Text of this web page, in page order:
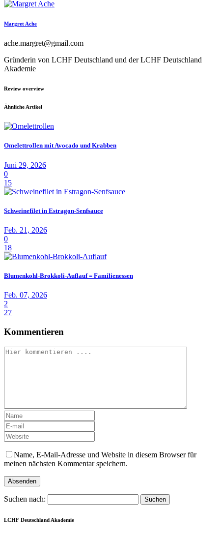
Margret Ache
ache.margret@gmail.com
Gründerin von LCHF Deutschland und der LCHF Deutschland
Akademie
Review overview
Ähnliche Artikel
Omelettrollen mit Avocado und Krabben
Juni 29, 2026
0
15
Schweinefilet in Estragon-Senfsauce
Feb. 21, 2026
0
18
Blumenkohl-Brokkoli-Auflauf = Familienessen
Feb. 07, 2026
2
27
Kommentieren
Name, E-Mail-Adresse und Website in diesem Browser für
meinen nächsten Kommentar speichern.
Suchen nach:
LCHF Deutschland Akademie